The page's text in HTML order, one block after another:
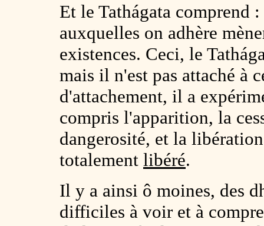
Et le Tathágata comprend
auxquelles on adhère
existences. Ceci, le
mais il n'est pas attaché à
d'attachement, il a
compris l'apparition, la
dangerosité, et la
totalement libéré.
Il y a ainsi ô moines, des
difficiles à voir et à